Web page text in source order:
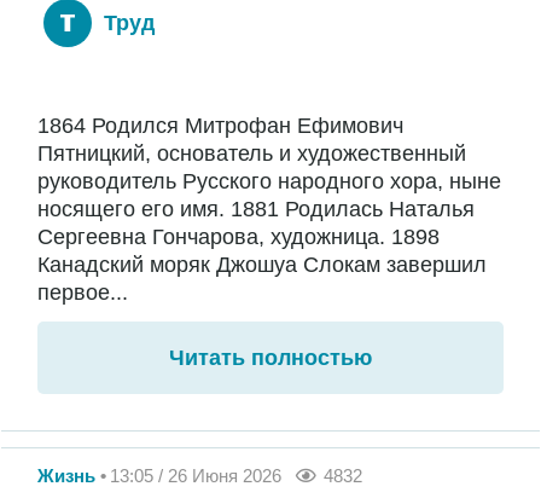
Труд
1864 Родился Митрофан Ефимович
Пятницкий, основатель и художественный
руководитель Русского народного хора, ныне
носящего его имя. 1881 Родилась Наталья
Сергеевна Гончарова, художница. 1898
Канадский моряк Джошуа Слокам завершил
первое...
Читать полностью
Жизнь 13:05 / 26 Июня 2026 4832